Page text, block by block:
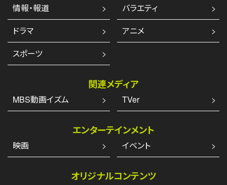
情報・報道
バラエティ
ドラマ
アニメ
スポーツ
関連メディア
MBS動画イズム TVer
エンターテインメント
映画 イベント
オリジナルコンテンツ